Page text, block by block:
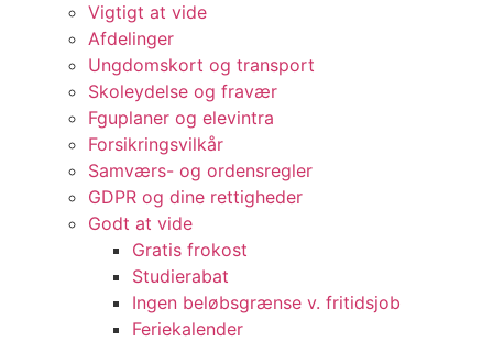
Vigtigt at vide
Afdelinger
Ungdomskort og transport
Skoleydelse og fravær
Fguplaner og elevintra
Forsikringsvilkår
Samværs- og ordensregler
GDPR og dine rettigheder
Godt at vide
Gratis frokost
Studierabat
Ingen beløbsgrænse v. fritidsjob
Feriekalender